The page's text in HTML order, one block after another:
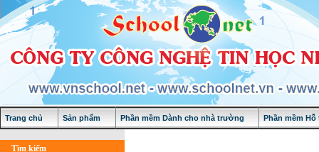
Trang chủ Sản phẩm Phần mềm Dành cho nhà trường Phần mềm
Tìm kiếm